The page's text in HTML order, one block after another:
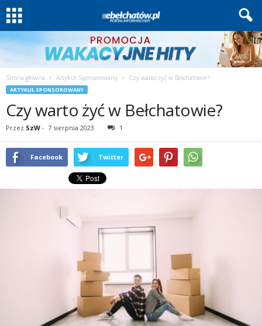
Strona główna Artykuł Sponsorowany Czy warto żyć w Bełchatowie?
ARTYKUŁ SPONSOROWANY
Czy warto żyć w Bełchatowie?
Przez SzW - 7 sierpnia 2023 1
Facebook Twitter